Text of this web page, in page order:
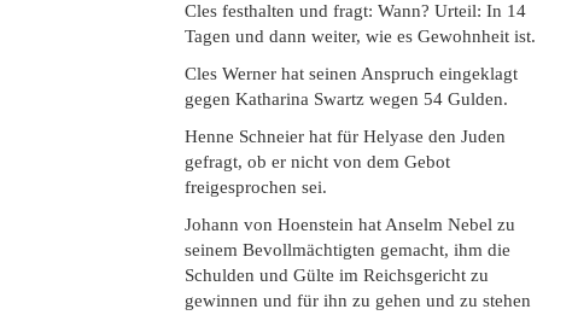
Cles festhalten und fragt: Wann? Urteil: In 14
Tagen und dann weiter, wie es Gewohnheit ist.
Cles Werner hat seinen Anspruch eingeklagt
gegen Katharina Swartz wegen 54 Gulden.
Henne Schneier hat für Helyase den Juden
gefragt, ob er nicht von dem Gebot
freigesprochen sei.
Johann von Hoenstein hat Anselm Nebel zu
seinem Bevollmächtigten gemacht, ihm die
Schulden und Gülte im Reichsgericht zu
gewinnen und für ihn zu gehen und zu stehen